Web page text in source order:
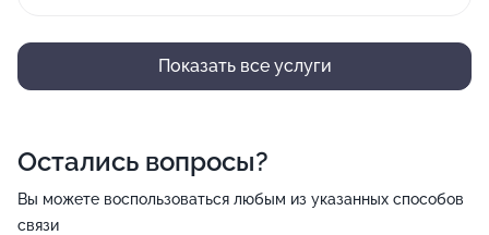
Показать все услуги
Остались вопросы?
Вы можете воспользоваться любым из указанных способов
связи